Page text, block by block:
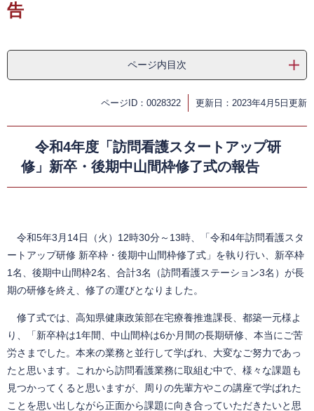
告
ページ内目次
ページID：0028322 更新日：2023年4月5日更新
令和4年度「訪問看護スタートアップ研
修」新卒・後期中山間枠修了式の報告
令和5年3月14日（火）12時30分～13時、「令和4年訪問看護スタ
ートアップ研修 新卒枠・後期中山間枠修了式」を執り行い、新卒枠
1名、後期中山間枠2名、合計3名（訪問看護ステーション3名）が長
期の研修を終え、修了の運びとなりました。
修了式では、高知県健康政策部在宅療養推進課長、都築一元様よ
り、「新卒枠は1年間、中山間枠は6か月間の長期研修、本当にご苦
労さまでした。本来の業務と並行して学ばれ、大変なご努力であっ
たと思います。これから訪問看護業務に取組む中で、様々な課題も
見つかってくると思いますが、周りの先輩方やこの講座で学ばれた
ことを思い出しながら正面から課題に向き合っていただきたいと思